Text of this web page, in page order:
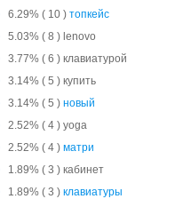
6.29% ( 10 ) топкейс
5.03% ( 8 ) lenovo
3.77% ( 6 ) клавиатурой
3.14% ( 5 ) купить
3.14% ( 5 ) новый
2.52% ( 4 ) yoga
2.52% ( 4 ) матри
1.89% ( 3 ) кабинет
1.89% ( 3 ) клавиатуры